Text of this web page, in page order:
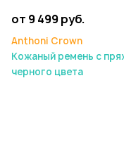
от 9 499 руб.
Anthoni Crown
Кожаный ремень с
черного цвета